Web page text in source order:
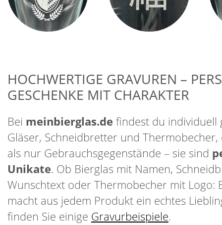
HOCHWERTIGE GRAVUREN –
GESCHENKE MIT CHARAKTER
Bei meinbierglas.de findest du individuell
Gläser, Schneidbretter und
als nur Gebrauchsgegenstände – sie sind
Unikate. Ob Bierglas mit Namen,
Wunschtext oder Thermobecher mit Logo:
macht aus jedem Produkt ein echtes
finden Sie einige Gravurbeispiele.